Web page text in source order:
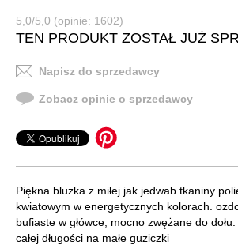
5,0/5,0 (opinie: 1602)
TEN PRODUKT ZOSTAŁ JUŻ
Napisz do sprzedawcy
Zobacz opinie o sprzedawcy
Piękna bluzka z miłej jak jedwab tkaniny
kwiatowym w energetycznych kolorach.
bufiaste w główce, mocno zwężane do
całej długości na małe guziczki